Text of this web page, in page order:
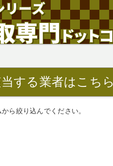
する業者はこちら
ら絞り込んでください。